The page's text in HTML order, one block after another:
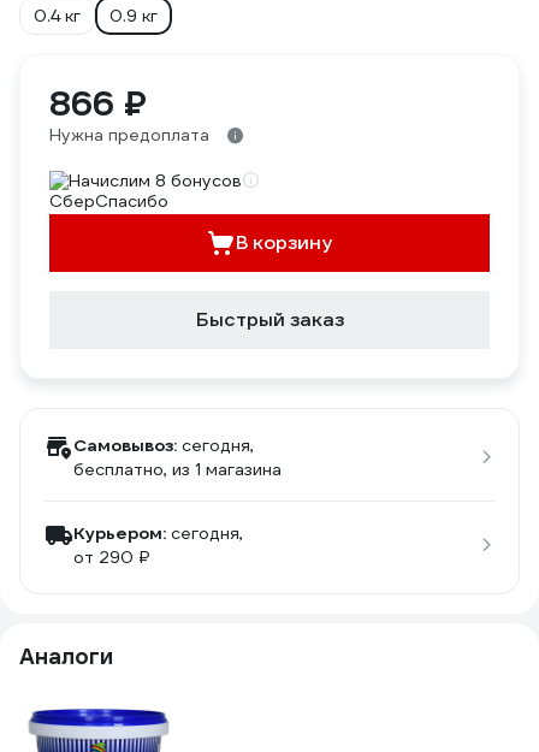
0.4 кг
0.9 кг
866 ₽
Нужна предоплата
Начислим 8 бонусов
В корзину
Быстрый заказ
Самовывоз: сегодня,
бесплатно, из 1 магазина
Курьером: сегодня,
от 290 ₽
Аналоги